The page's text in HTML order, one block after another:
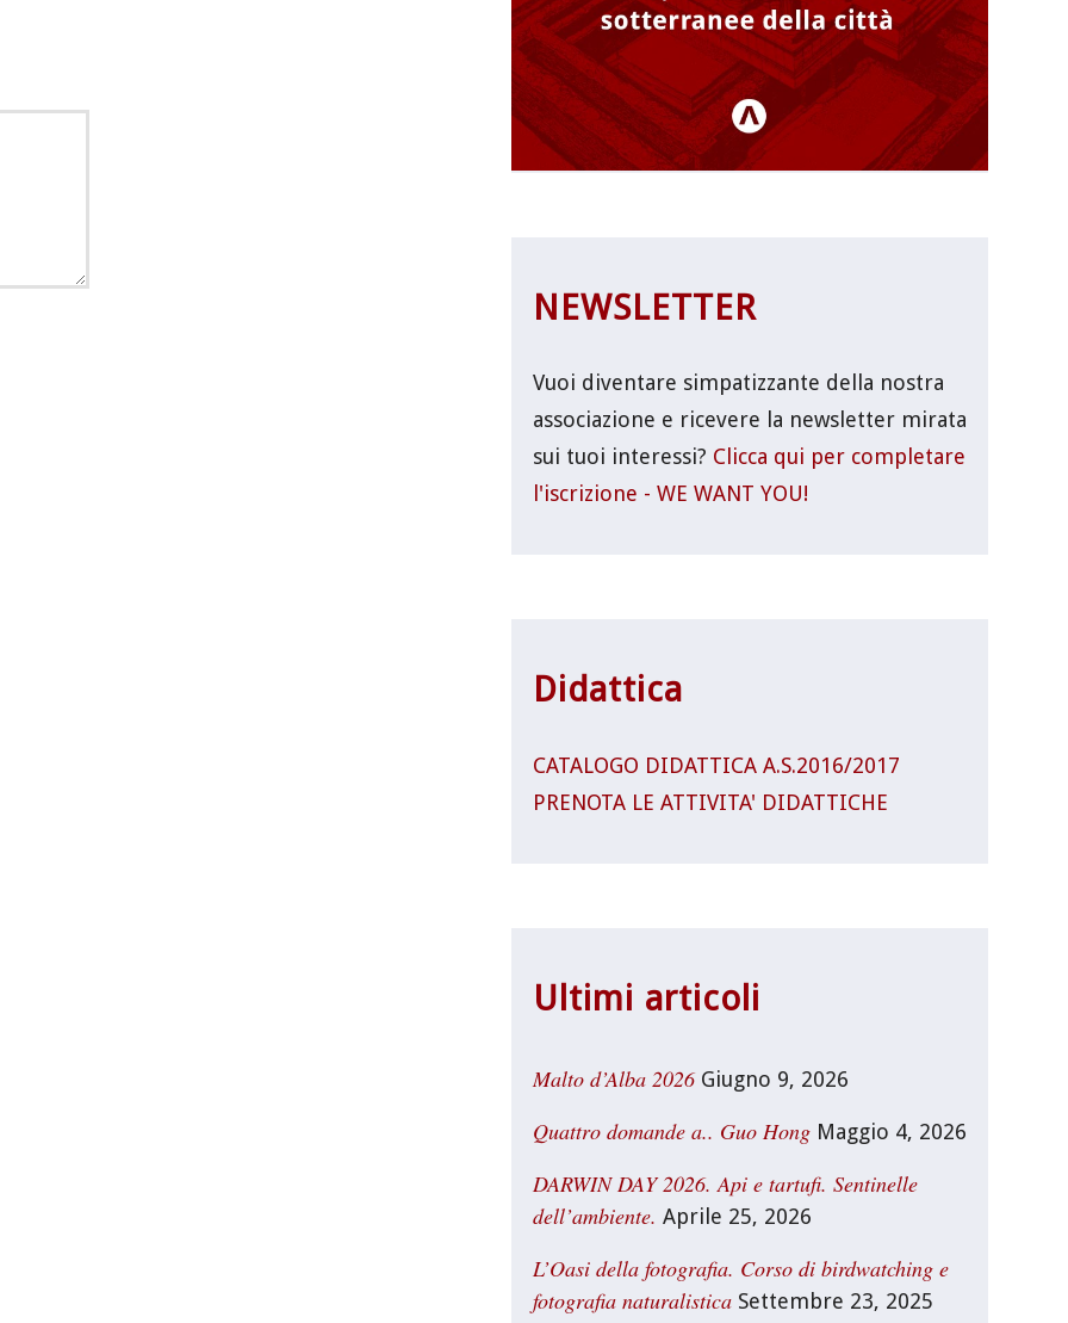
NEWSLETTER
Vuoi diventare simpatizzante della nostra
associazione e ricevere la newsletter mirata
sui tuoi interessi? Clicca qui per completare
l'iscrizione - WE WANT YOU!
Didattica
CATALOGO DIDATTICA A.S.2016/2017
PRENOTA LE ATTIVITA' DIDATTICHE
Ultimi articoli
Malto d’Alba 2026 Giugno 9, 2026
Quattro domande a.. Guo Hong Maggio 4, 2026
DARWIN DAY 2026. Api e tartufi. Sentinelle
dell’ambiente. Aprile 25, 2026
L’Oasi della fotografia. Corso di birdwatching e
fotografia naturalistica Settembre 23, 2025